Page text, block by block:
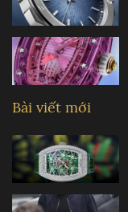
Bài viết mới